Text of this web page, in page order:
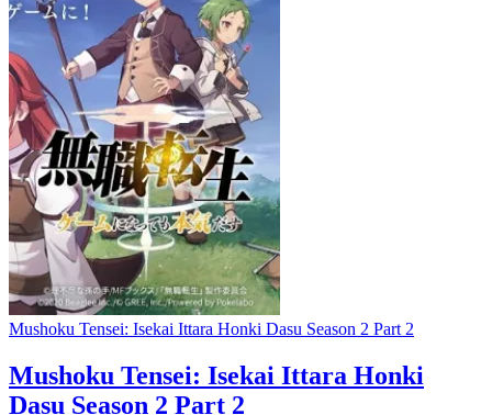
Mushoku Tensei: Isekai Ittara Honki Dasu Season 2 Part 2
Mushoku Tensei: Isekai Ittara Honki
Dasu Season 2 Part 2